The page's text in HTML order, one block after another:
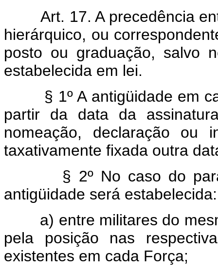
Art. 17. A precedência
hierárquico, ou
posto ou graduação, salvo
estabelecida em lei.
§ 1º A antigüidade em
partir da data da
nomeação, declaração ou
taxativamente fixada outra
§ 2º No caso do
antigüidade será estabelecida:
a) entre militares do
pela posição nas
existentes em cada Força;